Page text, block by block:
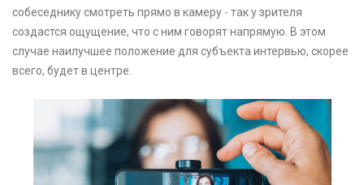
собеседнику смотреть прямо в камеру - так у зрителя
создастся ощущение, что с ним говорят напрямую. В этом
случае наилучшее положение для субъекта интервью, скорее
всего, будет в центре.